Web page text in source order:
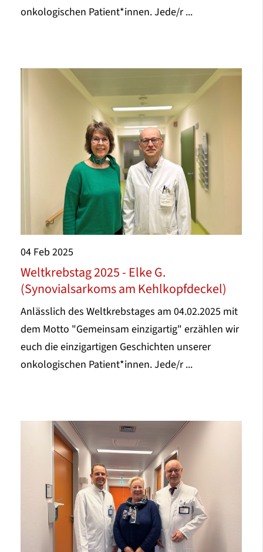
onkologischen Patient*innen. Jede/r ...
04 Feb2025
Weltkrebstag 2025 - Elke G.
(Synovialsarkoms am Kehlkopfdeckel)
Anlässlich des Weltkrebstages am 04.02.2025 mit
dem Motto "Gemeinsam einzigartig" erzählen wir
euch die einzigartigen Geschichten unserer
onkologischen Patient*innen. Jede/r ...